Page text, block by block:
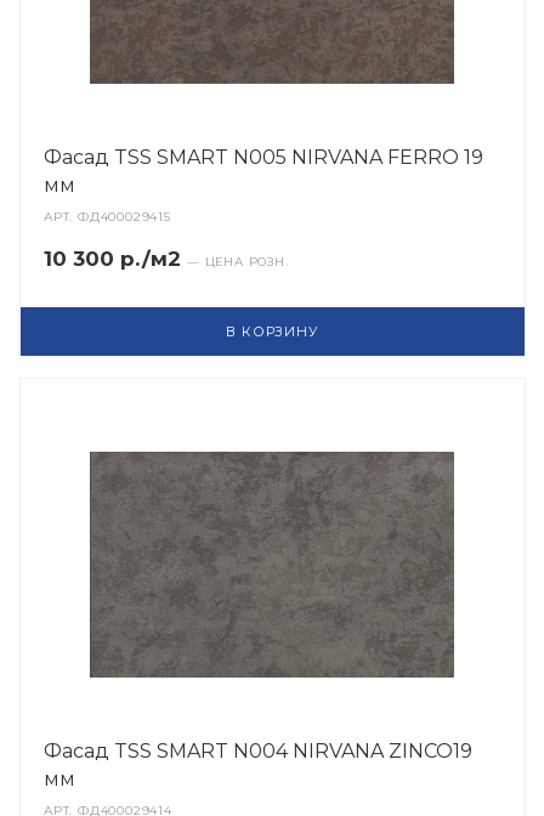
Фасад TSS SMART N005 NIRVANA FERRO 19
мм
АРТ.ФД400029415
10 300 р./м2 — ЦЕНА РОЗН.
В КОРЗИНУ
Фасад TSS SMART N004 NIRVANA ZINCO19
мм
АРТ.ФД400029414